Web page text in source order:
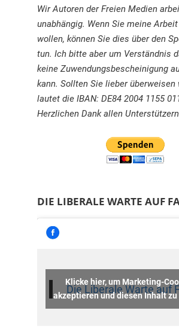
Wir Autoren der Freien Medien
unabhängig. Wenn Sie meine
wollen, können Sie dies über den
tun. Ich bitte aber um Verständnis
keine Zuwendungsbescheinigung
kann. Sollten Sie lieber überweisen
lautet die IBAN: DE84 2004 1155
Herzlichen Dank allen
DIE LIBERALE WARTE AUF
Die Liberale Warte auf
Klicke hier, um Marketing-
akzeptieren und diesen Inhalt